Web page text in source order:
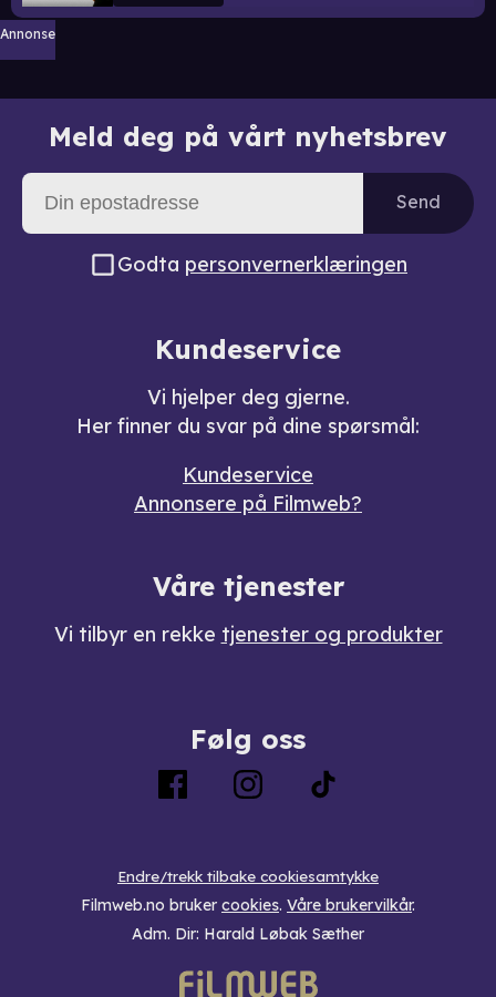
Annonse
Meld deg på vårt nyhetsbrev
Send
Godta personvernerklæringen
Kundeservice
Vi hjelper deg gjerne.
Her finner du svar på dine spørsmål:
Kundeservice
Annonsere på Filmweb?
Våre tjenester
Vi tilbyr en rekke tjenester og produkter
Følg oss
Endre/trekk tilbake cookiesamtykke
Filmweb.no bruker cookies. Våre brukervilkår.
Adm. Dir: Harald Løbak Sæther